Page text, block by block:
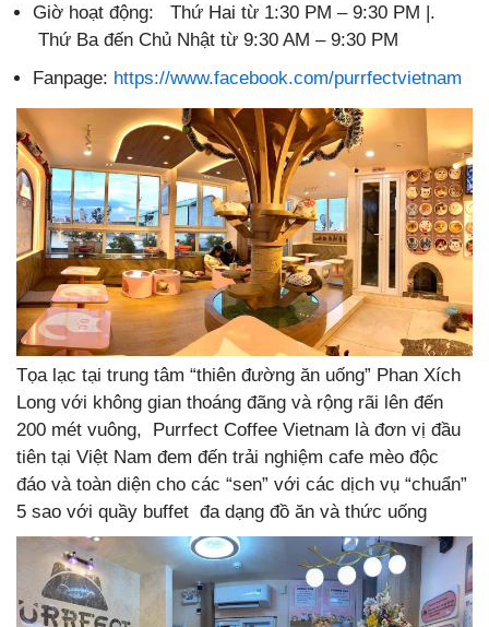
Giờ hoạt động: Thứ Hai từ 1:30 PM – 9:30 PM |.
Thứ Ba đến Chủ Nhật từ 9:30 AM – 9:30 PM
Fanpage: https://www.facebook.com/purrfectvietnam
Tọa lạc tại trung tâm “thiên đường ăn uống” Phan Xích
Long với không gian thoáng đãng và rộng rãi lên đến
200 mét vuông, Purrfect Coffee Vietnam là đơn vị đầu
tiên tại Việt Nam đem đến trải nghiệm cafe mèo độc
đáo và toàn diện cho các “sen” với các dịch vụ “chuẩn”
5 sao với quầy buffet đa dạng đồ ăn và thức uống